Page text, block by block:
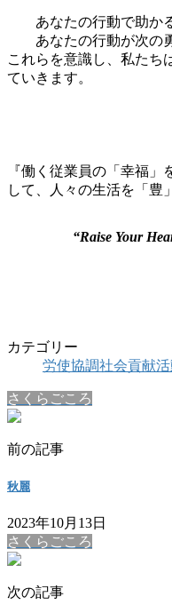
あなたの行動で助か
あなたの行動が次の
これらを意識し、私たち
ていきます。
『働く従業員の「幸福
して、人々の生活を「豊
“Raise Your
カテゴリー
労使協調社会貢献活
さくらごころ
前の記事
秋麗
2023年10月13日
さくらごころ
次の記事